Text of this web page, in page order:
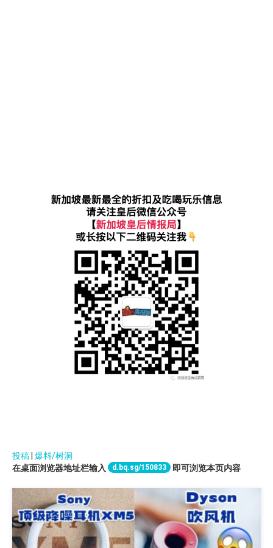
投稿 爆料/树洞
在桌面浏览器地址栏输入
d.bq.sg/150833 即可浏览本页内容